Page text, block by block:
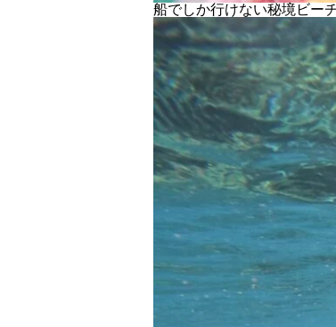
船でしか行けない秘境ビー